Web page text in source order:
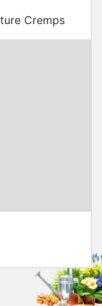
Cremps